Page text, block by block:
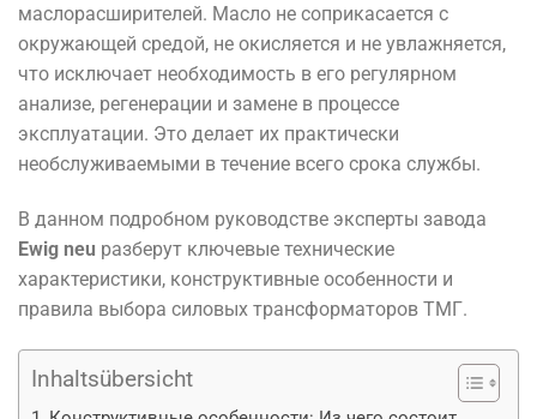
маслорасширителей. Масло не соприкасается с
окружающей средой, не окисляется и не увлажняется,
что исключает необходимость в его регулярном
анализе, регенерации и замене в процессе
эксплуатации. Это делает их практически
необслуживаемыми в течение всего срока службы.
В данном подробном руководстве эксперты завода
Ewig neu разберут ключевые технические
характеристики, конструктивные особенности и
правила выбора силовых трансформаторов ТМГ.
Inhaltsübersicht